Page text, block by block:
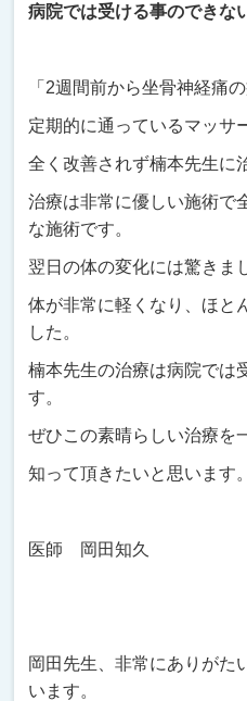
病院では受ける事のできな
「2週間前から坐骨神経痛
定期的に通っているマッサ
全く改善されず楠本先生に
治療は非常に優しい施術で
な施術です。
翌日の体の変化には驚きま
体が非常に軽くなり、ほと
した。
楠本先生の治療は病院では
す。
ぜひこの素晴らしい治療を
知って頂きたいと思います
医師 岡田知久
岡田先生、非常にありがた
います。